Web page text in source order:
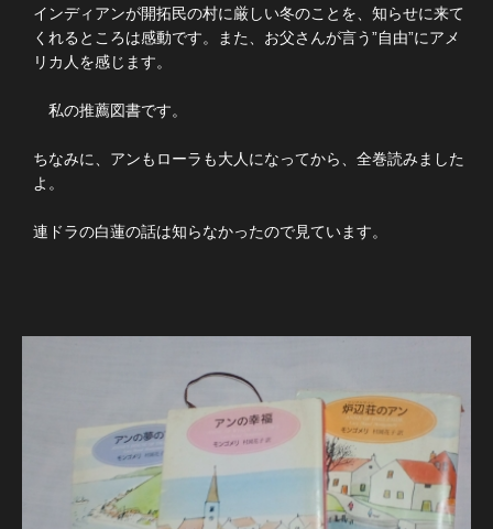
インディアンが開拓民の村に厳しい冬のことを、知らせに来て
くれるところは感動です。また、お父さんが言う”自由”にアメ
リカ人を感じます。
私の推薦図書です。
ちなみに、アンもローラも大人になってから、全巻読みました
よ。
連ドラの白蓮の話は知らなかったので見ています。